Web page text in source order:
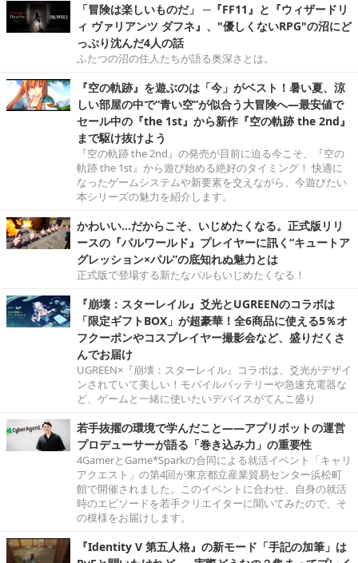
「冒険は楽しいものだ」 ─『FF11』と『ウィザードリ
ィ ヴァリアンツ ダフネ』、"優しくないRPG"の沼にど
っぷり沈んだ4人の話
ふたつの沼の住人たちが語る奥深さとは。
『空の軌跡』を遊ぶのは「今」がベスト！暑い夏、涼
しい部屋の中で“青い空”が似合う大冒険へ―最安値で
セール中の『the 1st』から新作『空の軌跡 the 2nd』
まで駆け抜けよう
『空の軌跡 the 2nd』の発売が目前に迫る今こそ、『空の
軌跡 the 1st』から遊び始める絶好のタイミング！ 快適に
なったゲームシステムや新要素を交えながら、今遊びたい
本シリーズの魅力を紹介します。
かわいい…だからこそ、いじめたくなる。正式版リリ
ースの『パルワールド』プレイヤーに訊く“キュートア
グレッション×パル”の底知れぬ魅力とは
正式版で登場する新たなパルもいじめたくなる！
『崩壊：スターレイル』爻光とUGREENのコラボは
「限定ギフトBOX」が超豪華！全6商品に使える5％オ
フクーポンやコスプレイヤー撮影会など、盛りだくさ
んでお届け
UGREEN×『崩壊：スターレイル』コラボは、爻光がデザイ
ンされていて美しい！モバイルバッテリーや急速充電器な
ど、ゲームと一緒に使いたいデバイスがてんこ盛り
若手抜擢の環境で学んだこと――アプリボットの運営
プロデューサーが語る「巻き込み力」の重要性
4GamerとGame*Sparkの合同による就活イベント「キャリ
アクエスト」の第4回が東京都立産業貿易センター浜松町
館で開催されました。このイベントに合わせ、自身の就活
時のエピソードを若手クリエイターに聞いてみたので、そ
の模様をお届けします。
『Identity V 第五人格』の新モード「手記の加筆」は